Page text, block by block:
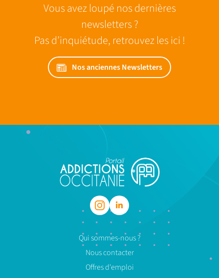
Vous avez loupé nos dernières
newsletters ?
Pas d’inquiétude, retrouvez les ici !
Nos anciennes Newsletters
Qui sommes-nous ?
Nous contacter
Offres d'emploi